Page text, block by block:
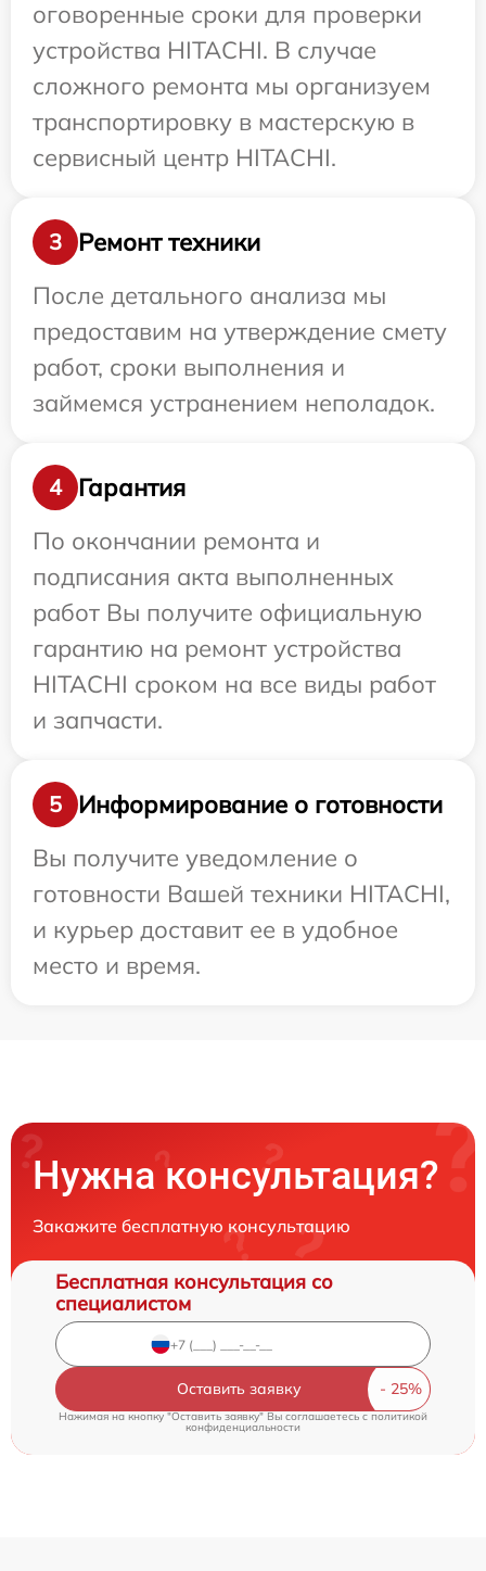
оговоренные сроки для проверки
устройства HITACHI. В случае
сложного ремонта мы организуем
транспортировку в мастерскую в
сервисный центр HITACHI.
3
Ремонт техники
После детального анализа мы
предоставим на утверждение смету
работ, сроки выполнения и
займемся устранением неполадок.
4
Гарантия
По окончании ремонта и
подписания акта выполненных
работ Вы получите официальную
гарантию на ремонт устройства
HITACHI сроком на все виды работ
и запчасти.
5
Информирование о готовности
Вы получите уведомление о
готовности Вашей техники HITACHI,
и курьер доставит ее в удобное
место и время.
Нужна консультация?
Закажите бесплатную консультацию
Бесплатная консультация со
специалистом
Оставить заявку
Нажимая на кнопку "Оставить заявку" Вы соглашаетесь cполитикой
конфиденциальности